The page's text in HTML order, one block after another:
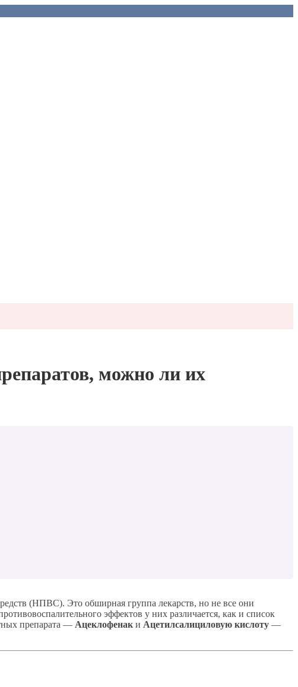
можно ли их
(НПВС). Это обширная группа лекарств, но не все они
эффектов у них различается, как и список
препарата — Ацеклофенак и Ацетилсалициловую кислоту —